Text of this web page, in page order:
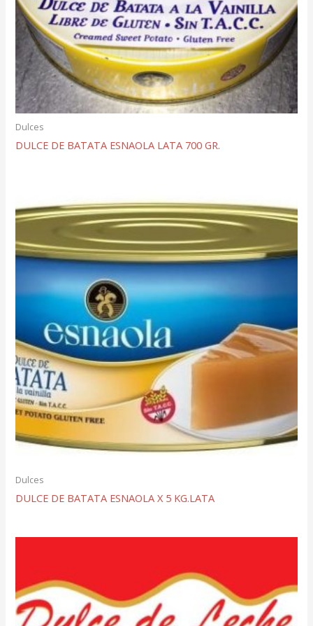
Dulces
DULCE DE BATATA ESNAOLA LATA 700 GR.
Dulces
DULCE DE BATATA ESNAOLA X 5 KG.LATA